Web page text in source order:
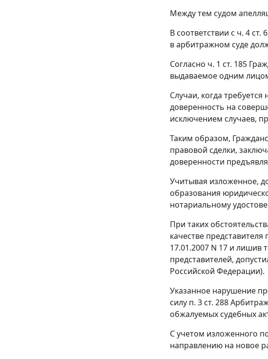
Между тем судом
В соответствии с ч. 4 ст.
в арбитражном суде
Согласно ч. 1 ст. 185
выдаваемое одним
Случаи, когда
доверенность на
исключением случаев,
Таким образом,
правовой сделки,
доверенности
Учитывая изложенное,
образования
нотариальному
При таких
качестве
17.01.2007 N 17 и лишив
представителей,
Российской Федерации).
Указанное нарушение
силу п. 3 ст. 288
обжалуемых судебных
С учетом изложенного
направлению на новое